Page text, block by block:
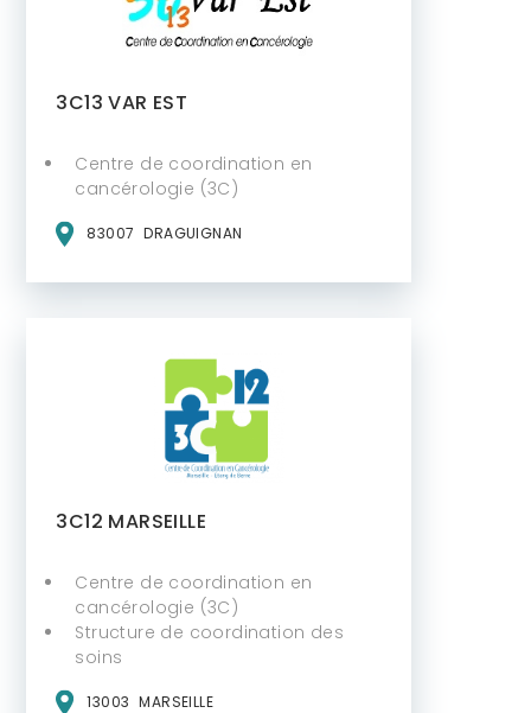
3C13 VAR EST
Centre de coordination en
cancérologie (3C)
83007 DRAGUIGNAN
3C12 MARSEILLE
Centre de coordination en
cancérologie (3C)
Structure de coordination des
soins
13003 MARSEILLE